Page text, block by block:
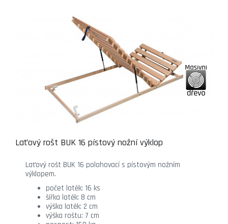
Laťový rošt BUK 16 pístový nožní výklop
Laťový rošt BUK 16 polohovací s pístovým nožním
výklopem.
počet latěk: 16 ks
šířka latěk: 8 cm
výška latěk: 2 cm
výška roštu: 7 cm